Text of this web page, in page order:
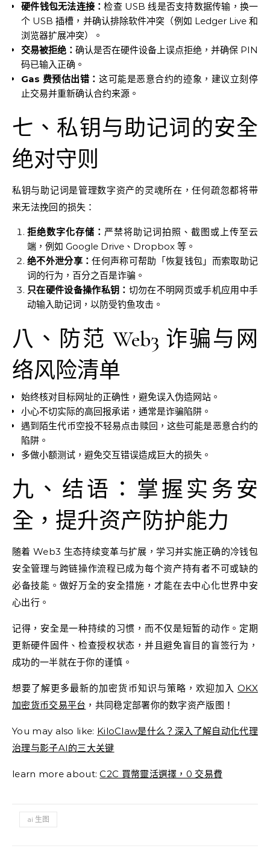
硬件钱包无法连接：检查 USB 线是否支持数据传输，换一
个 USB 插槽，并确认排除软件冲突（例如 Ledger Live 和
浏览器扩展冲突）。
交易被拒绝： 确认是否在硬件设备上误点拒绝，并确保 PIN
码已输入正确。
Gas 费预估出错： 这可能是恶意合约的迹象，建议立刻停
止交易并重新确认合约来源。
七、私钥与助记词的安全
绝对守则
私钥与助记词是管理数字资产的灵魂所在，任何疏忽都将带
来无法挽回的损失：
拒绝数字化存储： 严禁将助记词拍照、截图或上传至云
端，例如 Google Drive、Dropbox 等。
绝不外泄分享：任何声称可帮助「恢复钱包」而索取助记
词的行为，百分之百是诈骗。
只在硬件设备操作私钥： 切勿在不明网页或手机应用中手
动输入助记词，以防受钓鱼攻击。
八、防范 Web3 诈骗与网
络风险清单
始终核对目标网址的正确性，避免误入伪造网站。
小心不切实际的高回报承诺，通常是诈骗陷阱。
遇到陌生代币空投不轻易点击赎回，这些可能是恶意合约的
陷阱。
多做小额测试，避免交互错误造成巨大的损失。
九、结语：掌握实务安
全，提升资产防护能力
随着 Web3 生态持续变革与扩展，学习并实施正确的冷钱包
安全管理与跨链操作流程已成为每个资产持有者不可或缺的
必备技能。做好万全的安全措施，才能在去中心化世界中安
心出行。
记得，安全是一种持续的习惯，而不仅是短暂的动作。定期
更新硬件固件、检查授权状态，并且避免盲目的盲签行为，
成功的一半就在于你的谨慎。
想要了解更多最新的加密货币知识与策略，欢迎加入OKX
加密货币交易平台 ，共同稳定部署你的数字资产版图！
You may also like: KiloClaw是什么？深入了解自动化代理
治理与影子AI的三大关键
learn more about:C2C 買幣靈活選擇，0 交易費
ai 生图